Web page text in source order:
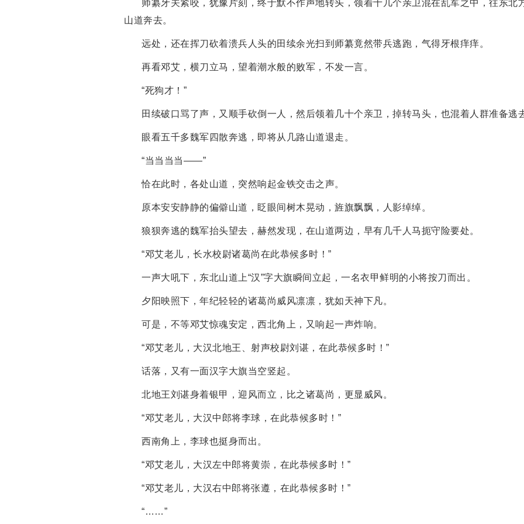
师纂牙关紧咬，犹豫片刻，终于默不作声地转头，领着十几个亲卫混在乱军之中，往东北
山道奔去。
远处，还在挥刀砍着溃兵人头的田续余光扫到师纂竟然带兵逃跑，气得牙根痒痒。
再看邓艾，横刀立马，望着潮水般的败军，不发一言。
“死狗才！”
田续破口骂了声，又顺手砍倒一人，然后领着几十个亲卫，掉转马头，也混着人群准备逃
眼看五千多魏军四散奔逃，即将从几路山道退走。
“当当当当——”
恰在此时，各处山道，突然响起金铁交击之声。
原本安安静静的偏僻山道，眨眼间树木晃动，旌旗飘飘，人影绰绰。
狼狈奔逃的魏军抬头望去，赫然发现，在山道两边，早有几千人马扼守险要处。
“邓艾老儿，长水校尉诸葛尚在此恭候多时！”
一声大吼下，东北山道上“汉”字大旗瞬间立起，一名衣甲鲜明的小将按刀而出。
夕阳映照下，年纪轻轻的诸葛尚威风凛凛，犹如天神下凡。
可是，不等邓艾惊魂安定，西北角上，又响起一声炸响。
“邓艾老儿，大汉北地王、射声校尉刘谌，在此恭候多时！”
话落，又有一面汉字大旗当空竖起。
北地王刘谌身着银甲，迎风而立，比之诸葛尚，更显威风。
“邓艾老儿，大汉中郎将李球，在此恭候多时！”
西南角上，李球也挺身而出。
“邓艾老儿，大汉左中郎将黄崇，在此恭候多时！”
“邓艾老儿，大汉右中郎将张遵，在此恭候多时！”
“……”